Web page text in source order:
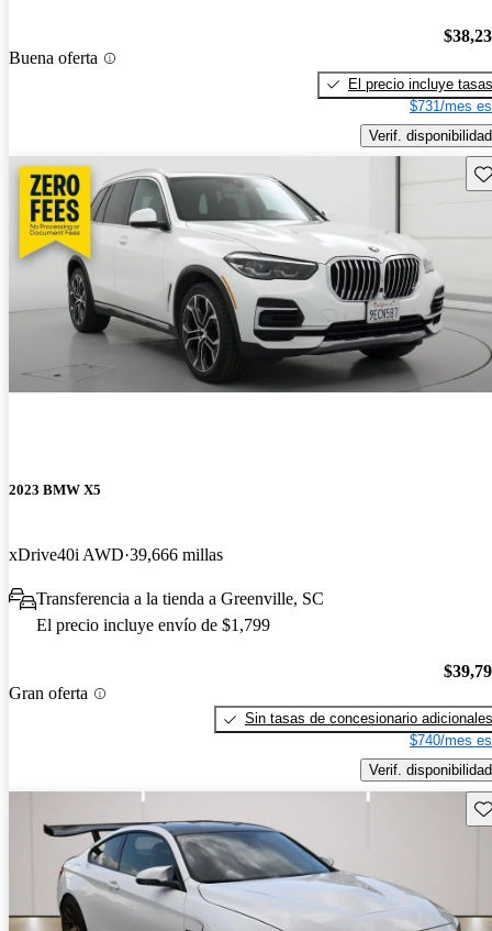
Buena oferta
El precio incluye tasas
$731/mes
Verif. disponibilidad
2023 BMW X5
xDrive40i AWD 39,666 millas
Transferencia a la tienda a Greenville, SC
El precio incluye envío de $1,799
Gran oferta
Sin tasas de concesionario adicionales
$740/mes
Verif. disponibilidad